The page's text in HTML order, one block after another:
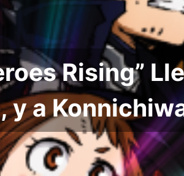
Rising”
y a